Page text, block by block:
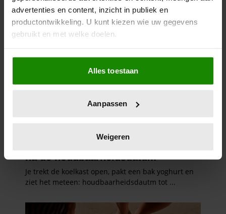
advertenties en content, inzicht in publiek en
productontwikkeling. U kunt kiezen wie uw gegevens
gebruikt en met welke doelen.
Als u het toestaat, willen we ook graag:
Informatie verzamelen over uw geografische
locatie, die tot een paar meter nauwkeurig kan zijn
scannen op specifieke eigenschappen (fingerprinting)
verwerkt en stel uw voorkeuren in het
intrekken in de Cookieverklaring.
We gebruiken cookies om content en advertenties te
en om ons websiteverkeer te analyseren. Ook delen we
Alles toestaan
Aanpassen
Weigeren